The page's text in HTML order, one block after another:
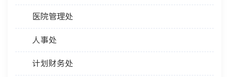
医院管理处
人事处
计划财务处